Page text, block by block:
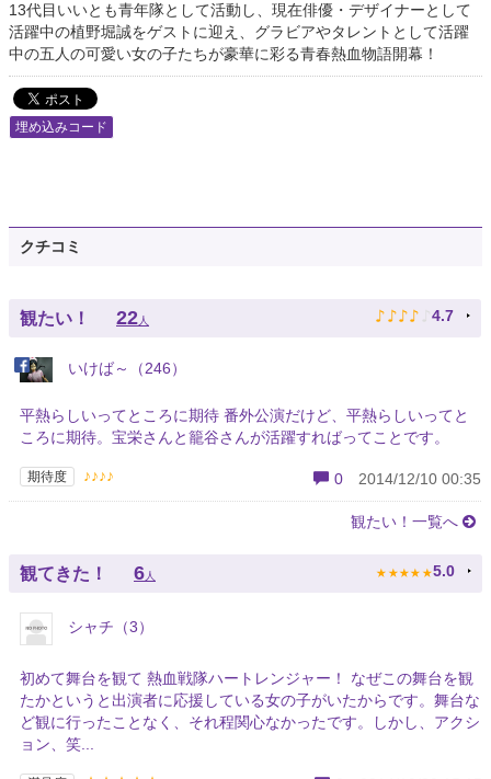
13代目いいとも青年隊として活動し、現在俳優・デザイナーとして
活躍中の植野堀誠をゲストに迎え、グラビアやタレントとして活躍
中の五人の可愛い女の子たちが豪華に彩る青春熱血物語開幕！
埋め込みコード
クチコミ
観たい！ 22人 ♪ ♪ ♪ ♪ ♪ 4.7
いけば～（246）
平熱らしいってところに期待 番外公演だけど、平熱らしいってと
ころに期待。宝栄さんと籠谷さんが活躍すればってことです。
期待度 ♪♪♪♪ 0 2014/12/10 00:35
観たい！一覧へ
観てきた！ 6 人 ★ ★ ★ ★ ★ 5.0
シャチ（3）
初めて舞台を観て 熱血戦隊ハートレンジャー！ なぜこの舞台を観
たかというと出演者に応援している女の子がいたからです。舞台な
ど観に行ったことなく、それ程関心なかったです。しかし、アクシ
ョン、笑...